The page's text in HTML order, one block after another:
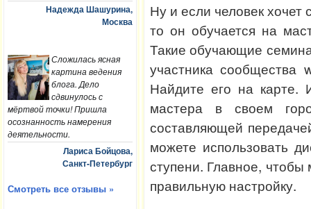
Надежда Шашурина,
Москва
Сложилась ясная
картина ведения
блога. Дело
сдвинулось с
мёртвой точки! Пришла
осознанность намерения
деятельности.
Лариса Бойцова,
Санкт-Петербург
Смотреть все отзывы »
Ну и если человек хочет
то он обучается на
Такие обучающие
участника сообщества
Найдите его на карте.
мастера в своем
составляющей
можете использовать
ступени. Главное,
правильную настройку.